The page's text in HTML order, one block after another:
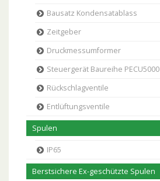
Bausatz Kondensatablass
Zeitgeber
Druckmessumformer
Steuergerät Baureihe PECU5000
Rückschlagventile
Entlüftungsventile
Spulen
IP65
Berstsichere Ex-geschützte Spulen